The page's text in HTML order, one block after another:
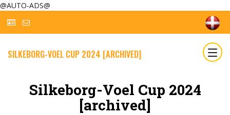
@AUTO-ADS@
SILKEBORG-VOEL CUP 2024 [ARCHIVED]
Silkeborg-Voel Cup 2024
[archived]